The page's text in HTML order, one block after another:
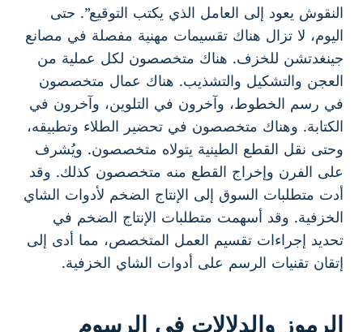
النقوش يعود إلى العامل الذي يكتب التوقيع”. حتى
اليوم، لا تزال هناك تقسيمات مهنية مفصلة في مصانع
جينغدتشن للخزف. هناك متخصصون لكل عملية من
العجن والتشكيل والتشذيب. هناك عمال متخصصون
في رسم الخطوط، وآخرون في التلوين، وآخرون في
الكتابة. وهناك متخصصون في تحضير الطلاء وتطبيقه،
وحتى نقل القطع الطينية يتولاه متخصصون. ويُشرف
على الفرن وإخراج القطع منه متخصصون كذلك. وقد
أدت متطلبات السوق إلى الإنتاج الضخم لأدوات الشاي
الخزفية. وقد أسهمت متطلبات الإنتاج الضخم في
تحديد إجراءات تقسيم العمل المتخصص، مما أدى إلى
إتقان تقنيات الرسم على أدوات الشاي الخزفية.
الرموز والدلالات في الرسوم